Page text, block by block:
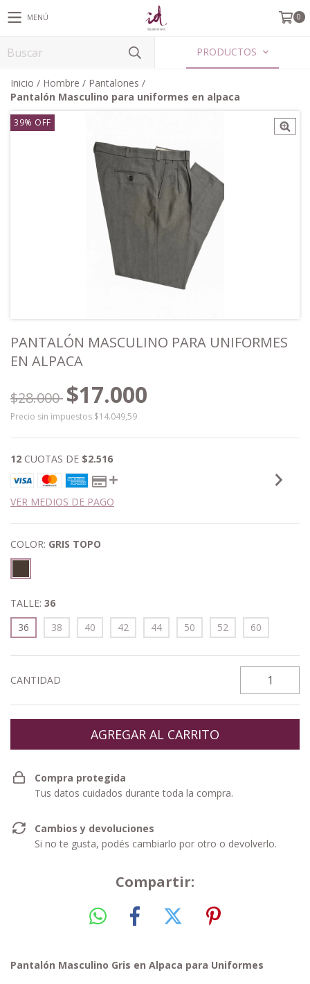
MENÚ 0
PRODUCTOS
Inicio / Hombre / Pantalones /
Pantalón Masculino para uniformes en alpaca
39% OFF
PANTALÓN MASCULINO PARA UNIFORMES
EN ALPACA
$28.000 $17.000
Precio sin impuestos $14.049,59
12 CUOTAS DE $2.516
VER MEDIOS DE PAGO
COLOR: GRIS TOPO
TALLE: 36
36
38 40 42 44 50 52 60
CANTIDAD
Compra protegida
Tus datos cuidados durante toda la compra.
Cambios y devoluciones
Si no te gusta, podés cambiarlo por otro o devolverlo.
Compartir:
Pantalón Masculino Gris en Alpaca para Uniformes